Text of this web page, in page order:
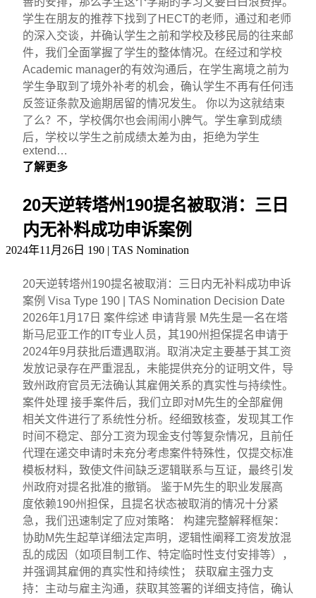
学生在朋友的推荐下找到了HECT的老师，通过和老师
的深入交谈，并确认学生之前和学校及移民局的往来邮
件，我们全面掌握了学生的整体情况。在经过和学校
Academic manager的有效沟通后，在学生离境之前为
学生争取到了境外补考的机会，确认学生不再有任何违
反签证条款及逾期居留的情况发生。 你以为这就结束
了么？不，学校偶尔也会闹闹小脾气。学生拿到成绩
后，学校以学生之前成绩太差为由，拒绝为学生
extend…
了解更多
20天逆转塔州190提名被取消：三日
内无补料成功申诉案例
2024年11月26日 190 | TAS Nomination
20天逆转塔州190提名被取消：三日内无补料成功申诉
案例 Visa Type 190 | TAS Nomination Decision Date
2026年1月17日 案件综述 申请背景 M先生是一名在塔
斯马尼亚工作的IT专业人员，其190州担保提名申请于
2024年9月获批后遭遇取消。取消决定主要基于其工资
发放记录存在严重混乱，未能提供充分的证明文件，导
致州政府官员无法确认其雇佣关系的真实性与持续性。
案件处理 接手案件后，我们立即对M先生的全部雇佣
相关文件进行了系统性分析。经细致核查，发现其工作
时间不稳定、部分工资为现金支付等复杂情况，且前任
代理在递交申请时未充分考虑案件特殊性，仅提交标准
模板材料，致使文件间缺乏逻辑联系与互证，最终引发
州政府对提名批准的撤销。 鉴于M先生的职业发展高
度依赖190州担保，且提名状态被取消的情况十分紧
急，我们迅速制定了应对策略： 构建完整解释框架：
协助M先生起草详细法定声明，逻辑性阐释工资发放混
乱的成因（如项目制工作、特定临时性支付安排等），
并强调其雇佣的真实性和持续性； 获取雇主强力支
持：主动与雇主沟通，获取其签署的详细支持信，确认